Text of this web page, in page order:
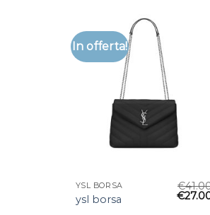
In offerta!
YSL BORSA
ysl borsa
€
€